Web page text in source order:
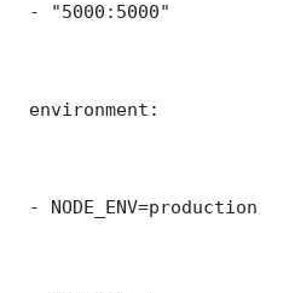
- "5000:5000"
environment:
- NODE_ENV=production